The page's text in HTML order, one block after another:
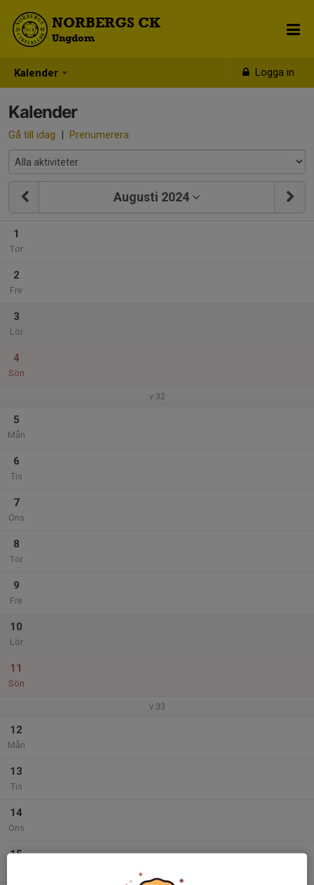
Kalender Logga in
NORBERGS CK
Ungdom
Kalender
Gå till idag | Prenumerera
Augusti 2024
1
Tor
2
Fre
3
Lör
4
Sön
v.32
5
Mån
6
Tis
7
Ons
8
Tor
9
Fre
10
Lör
11
Sön
v.33
12
Mån
13
Tis
14
Ons
15